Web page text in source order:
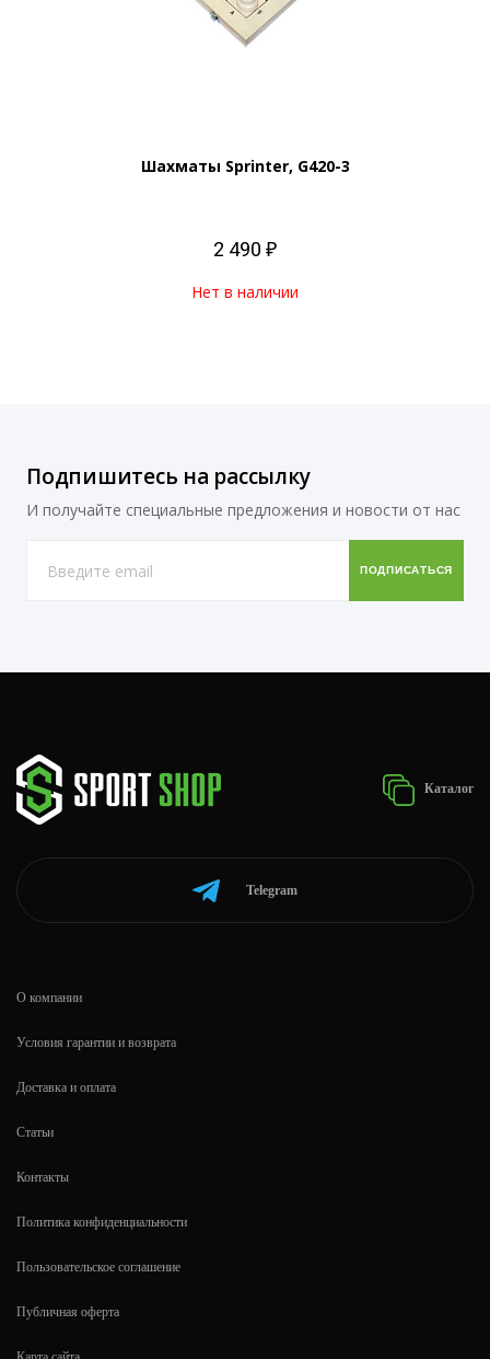
Шахматы Sprinter, G420-3
2 490 ₽
Нет в наличии
Подпишитесь на рассылку
И получайте специальные предложения и новости от нас
Каталог
Telegram
О компании
Условия гарантии и возврата
Доставка и оплата
Статьи
Контакты
Политика конфиденциальности
Пользовательское соглашение
Публичная оферта